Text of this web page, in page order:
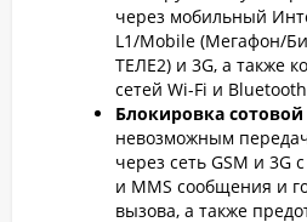
через мобильный
L1/Mobile (Мегафон/
ТЕЛЕ2) и 3G, а также
сетей Wi-Fi и
Блокировка сотовой
невозможным
через сеть GSM и 3G
и MMS сообщения и
вызова, а также